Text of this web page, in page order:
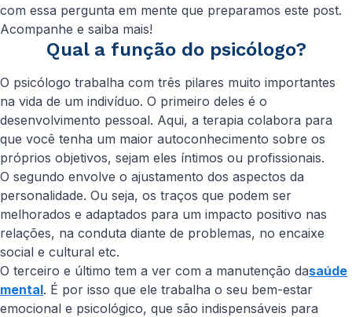
com essa pergunta em mente que preparamos este post.
Acompanhe e saiba mais!
Qual a função do psicólogo?
O psicólogo trabalha com três pilares muito importantes
na vida de um indivíduo. O primeiro deles é o
desenvolvimento pessoal. Aqui, a terapia colabora para
que você tenha um maior autoconhecimento sobre os
próprios objetivos, sejam eles íntimos ou profissionais.
O segundo envolve o ajustamento dos aspectos da
personalidade. Ou seja, os traços que podem ser
melhorados e adaptados para um impacto positivo nas
relações, na conduta diante de problemas, no encaixe
social e cultural etc.
O terceiro e último tem a ver com a manutenção dasaúde
mental. É por isso que ele trabalha o seu bem-estar
emocional e psicológico, que são indispensáveis para